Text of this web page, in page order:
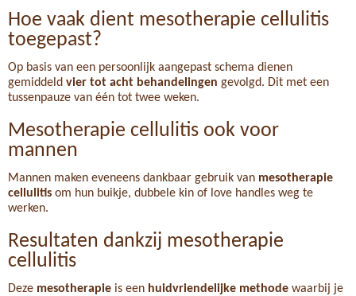
Hoe vaak dient mesotherapie cellulitis
toegepast?
Op basis van een persoonlijk aangepast schema dienen
gemiddeld vier tot acht behandelingen gevolgd. Dit met een
tussenpauze van één tot twee weken.
Mesotherapie cellulitis ook voor
mannen
Mannen maken eveneens dankbaar gebruik van mesotherapie
cellulitis om hun buikje, dubbele kin of love handles weg te
werken.
Resultaten dankzij mesotherapie
cellulitis
Deze mesotherapie is een huidvriendelijke methode waarbij je